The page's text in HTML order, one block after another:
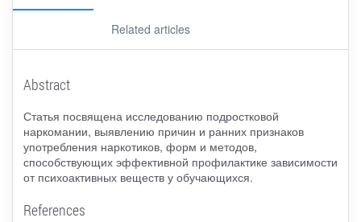
Related articles
Abstract
Статья посвящена исследованию подростковой
наркомании, выявлению причин и ранних признаков
употребления наркотиков, форм и методов,
способствующих эффективной профилактике зависимости
от психоактивных веществ у обучающихся.
References